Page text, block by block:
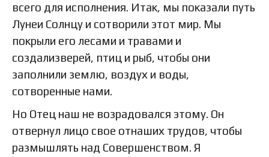
всего для исполнения. Итак, мы показали путь
Лунеи Солнцу и сотворили этот мир. Мы
покрыли его лесами и травами и
создализверей, птиц и рыб, чтобы они
заполнили землю, воздух и воды,
сотворенные нами.
Но Отец наш не возрадовался этому. Он
отвернул лицо свое отнаших трудов, чтобы
размышлять над Совершенством. Я